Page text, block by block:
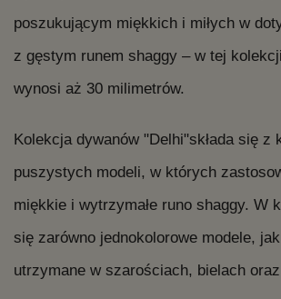
poszukującym miękkich i miłych w
z gęstym runem shaggy – w tej
wynosi aż 30 milimetrów.
Kolekcja dywanów "Delhi"składa się z
puszystych modeli, w których
miękkie i wytrzymałe runo shaggy. W
się zarówno jednokolorowe modele,
utrzymane w szarościach, bielach